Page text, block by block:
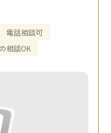
電話相談可
相談OK